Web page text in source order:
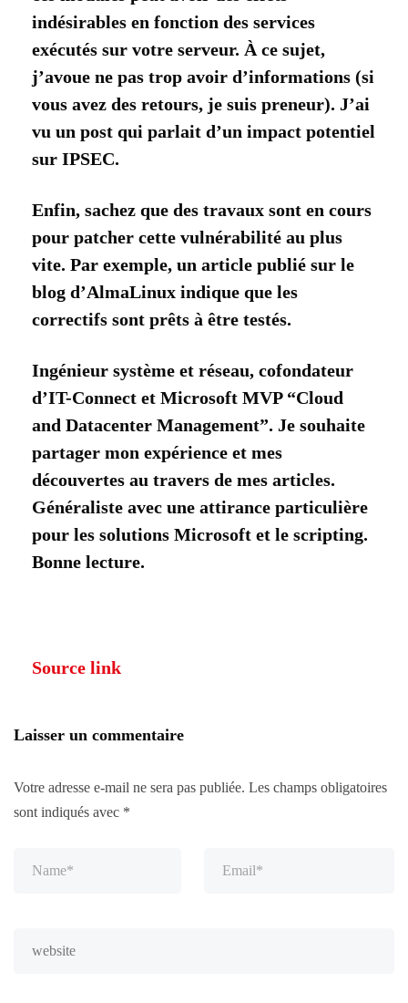
indésirables en fonction des services
exécutés sur votre serveur. À ce sujet,
j’avoue ne pas trop avoir d’informations (si
vous avez des retours, je suis preneur). J’ai
vu un post qui parlait d’un impact potentiel
sur IPSEC.
Enfin, sachez que des travaux sont en cours
pour patcher cette vulnérabilité au plus
vite. Par exemple, un article publié sur le
blog d’AlmaLinux indique que les
correctifs sont prêts à être testés.
Ingénieur système et réseau, cofondateur
d’IT-Connect et Microsoft MVP “Cloud
and Datacenter Management”. Je souhaite
partager mon expérience et mes
découvertes au travers de mes articles.
Généraliste avec une attirance particulière
pour les solutions Microsoft et le scripting.
Bonne lecture.
Source link
Laisser un commentaire
Votre adresse e-mail ne sera pas publiée. Les champs obligatoires
sont indiqués avec *